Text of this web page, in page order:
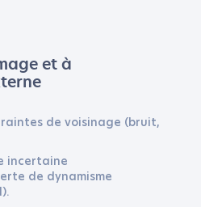
et à
de voisinage (bruit,
incertaine
de dynamisme